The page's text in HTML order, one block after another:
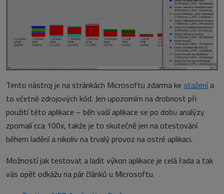
Tento nástroj je na stránkách Microsoftu zdarma ke staženía
to včetně zdrojových kód. Jen upozorním na drobnost při
použití této aplikace – běh vaší aplikace se po dobu analýzy
zpomalí cca 100x, takže je to skutečně jen na otestování
během ladění a nikoliv na trvalý provoz na ostré aplikaci.
Možností jak testovat a ladit výkon aplikace je celá řada a tak
vás opět odkážu na pár článků u Microsoftu